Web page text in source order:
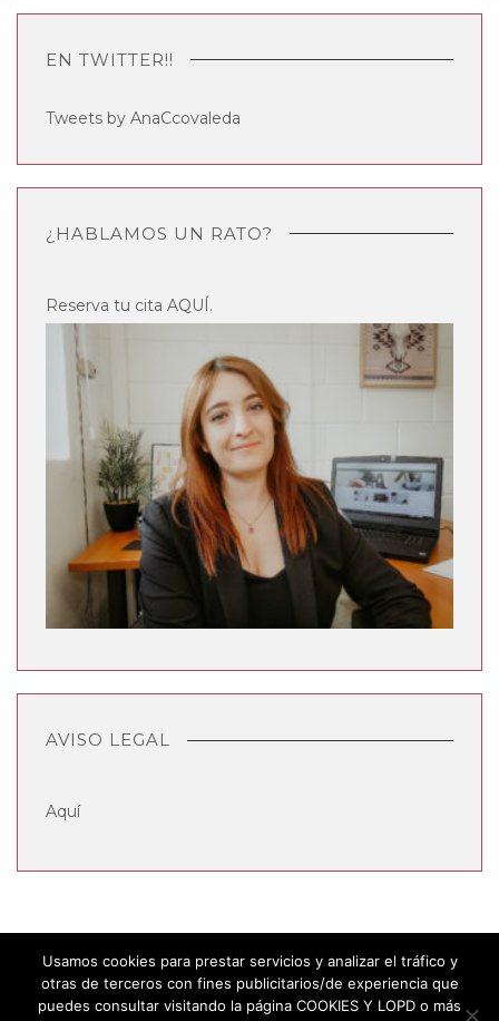
EN TWITTER!!
Tweets by AnaCcovaleda
¿HABLAMOS UN RATO?
Reserva tu cita AQUÍ.
AVISO LEGAL
Aquí
Usamos cookies para prestar servicios y analizar el tráfico y
otras de terceros con fines publicitarios/de experiencia que
puedes consultar visitando la página COOKIES Y LOPD o más